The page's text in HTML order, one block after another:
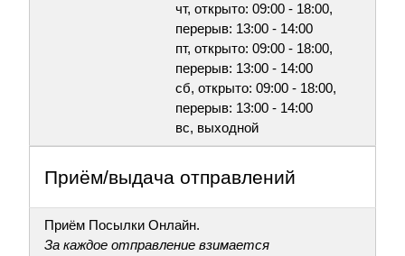
чт, открыто: 09:00 - 18:00,
перерыв: 13:00 - 14:00
пт, открыто: 09:00 - 18:00,
перерыв: 13:00 - 14:00
сб, открыто: 09:00 - 18:00,
перерыв: 13:00 - 14:00
вс, выходной
Приём/выдача отправлений
Приём Посылки Онлайн.
За каждое отправление взимается